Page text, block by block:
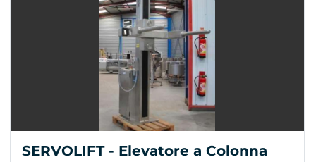
SERVOLIFT - Elevatore a Colonna